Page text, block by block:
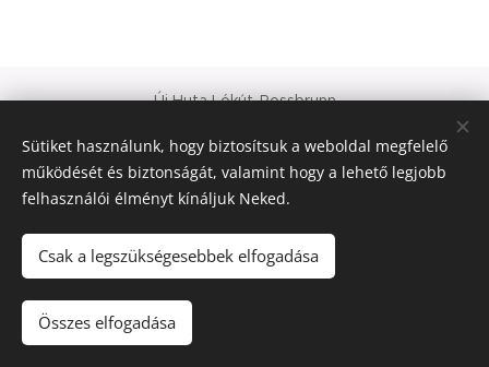
Új Huta Lókút-Rossbrunn
Európa Kultúrális Fővárosa
PAJTA PROJEKT
© 2021 Minden jog fenntartva
Magyar
Sütiket használunk, hogy biztosítsuk a weboldal megfelelő
működését és biztonságát, valamint hogy a lehető legjobb
felhasználói élményt kínáljuk Neked.
Csak a legszükségesebbek elfogadása
Összes elfogadása